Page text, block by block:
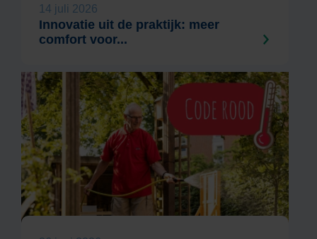
14 juli 2026
Innovatie uit de praktijk: meer
comfort voor...